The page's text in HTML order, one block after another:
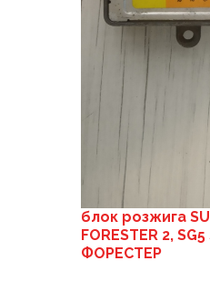
блок розжига
FORESTER 2,
ФОРЕСТЕР